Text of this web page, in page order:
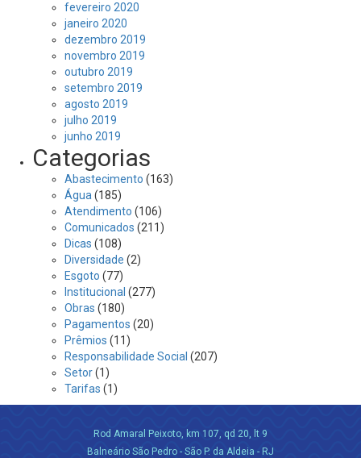
fevereiro 2020
janeiro 2020
dezembro 2019
novembro 2019
outubro 2019
setembro 2019
agosto 2019
julho 2019
junho 2019
Categorias
Abastecimento (163)
Água (185)
Atendimento (106)
Comunicados (211)
Dicas (108)
Diversidade (2)
Esgoto (77)
Institucional (277)
Obras (180)
Pagamentos (20)
Prêmios (11)
Responsabilidade Social (207)
Setor(1)
Tarifas (1)
Rod Amaral Peixoto, km 107, qd 20, lt 9
Balneário São Pedro - São P. da Aldeia - RJ